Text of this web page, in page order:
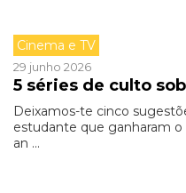
Cinema e TV
29 junho 2026
5 séries de culto
Deixamos-te cinco
estudante que ganharam
an ...